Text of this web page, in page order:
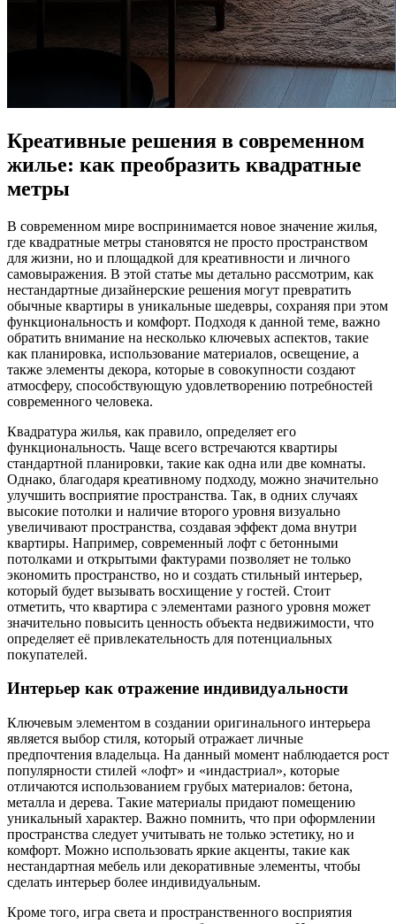
Креативные решения в современном
жилье: как преобразить квадратные
метры
В современном мире воспринимается новое значение жилья,
где квадратные метры становятся не просто пространством
для жизни, но и площадкой для креативности и личного
самовыражения. В этой статье мы детально рассмотрим, как
нестандартные дизайнерские решения могут превратить
обычные квартиры в уникальные шедевры, сохраняя при этом
функциональность и комфорт. Подходя к данной теме, важно
обратить внимание на несколько ключевых аспектов, такие
как планировка, использование материалов, освещение, а
также элементы декора, которые в совокупности создают
атмосферу, способствующую удовлетворению потребностей
современного человека.
Квадратура жилья, как правило, определяет его
функциональность. Чаще всего встречаются квартиры
стандартной планировки, такие как одна или две комнаты.
Однако, благодаря креативному подходу, можно значительно
улучшить восприятие пространства. Так, в одних случаях
высокие потолки и наличие второго уровня визуально
увеличивают пространства, создавая эффект дома внутри
квартиры. Например, современный лофт с бетонными
потолками и открытыми фактурами позволяет не только
экономить пространство, но и создать стильный интерьер,
который будет вызывать восхищение у гостей. Стоит
отметить, что квартира с элементами разного уровня может
значительно повысить ценность объекта недвижимости, что
определяет её привлекательность для потенциальных
покупателей.
Интерьер как отражение индивидуальности
Ключевым элементом в создании оригинального интерьера
является выбор стиля, который отражает личные
предпочтения владельца. На данный момент наблюдается рост
популярности стилей «лофт» и «индастриал», которые
отличаются использованием грубых материалов: бетона,
металла и дерева. Такие материалы придают помещению
уникальный характер. Важно помнить, что при оформлении
пространства следует учитывать не только эстетику, но и
комфорт. Можно использовать яркие акценты, такие как
нестандартная мебель или декоративные элементы, чтобы
сделать интерьер более индивидуальным.
Кроме того, игра света и пространственного восприятия